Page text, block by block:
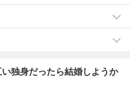
独身だったら結婚しようか